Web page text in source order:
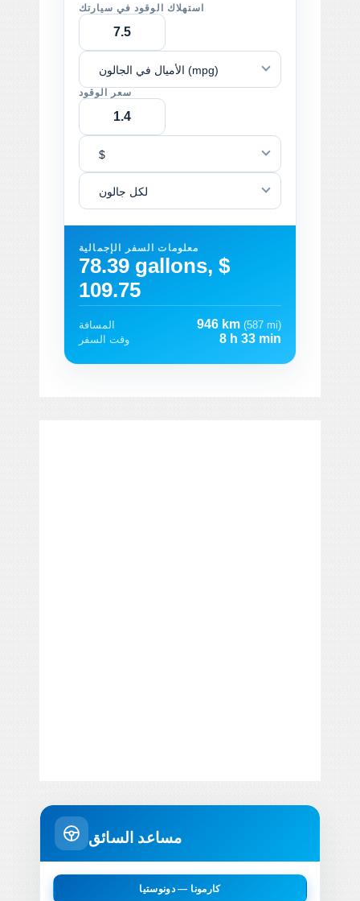
استهلاك الوقود في سيارتك
الأميال في الجالون (mpg)
سعر الوقود
$
لكل جالون
معلومات السفر الإجمالية
78.39 gallons, $
109.75
المسافة 946 km (587 mi)
وقت السفر
8 h 33 min
مساعد السائق
كارمونا — دونوستيا